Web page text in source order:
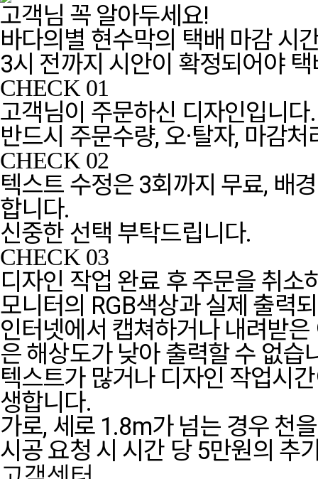
고객님 꼭 알아두세요!
바다의별 현수막의 택배 마감 시
3시 전까지 시안이 확정되어야
CHECK 01
고객님이 주문하신 디자인입니다.
반드시 주문수량, 오·탈자, 마감
CHECK 02
텍스트 수정은 3회까지 무료, 배
합니다.
신중한 선택 부탁드립니다.
CHECK 03
디자인 작업 완료 후 주문을 취
모니터의 RGB색상과 실제 출력
인터넷에서 캡쳐하거나 내려받
은 해상도가 낮아 출력할 수 없습
텍스트가 많거나 디자인 작업시
생합니다.
가로, 세로 1.8m가 넘는 경우 천
시공 요청 시 시간 당 5만원의 추